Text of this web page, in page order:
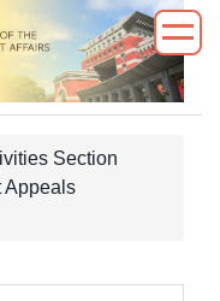
Section
Appeals